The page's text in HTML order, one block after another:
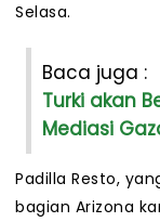
Selasa.
Baca juga :
Turki akan
Mediasi
Padilla Resto,
bagian Arizona